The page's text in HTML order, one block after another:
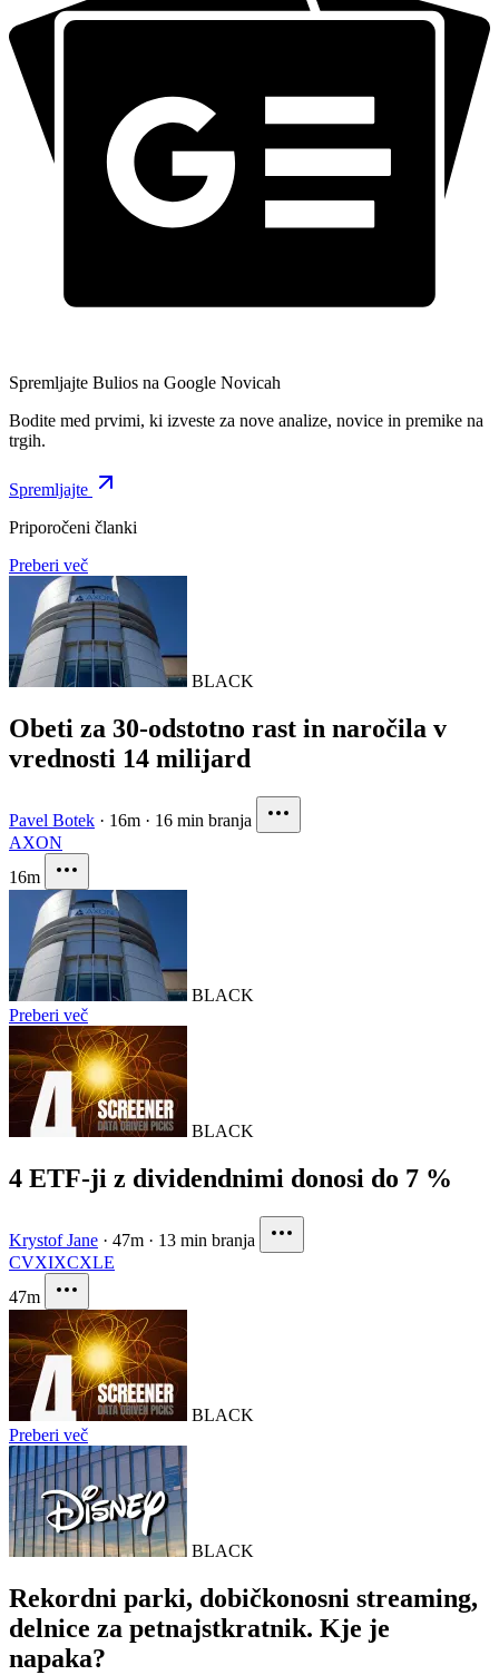
Spremljajte Bulios na Google Novicah
Bodite med prvimi, ki izveste za nove analize, novice in premike na
trgih.
Spremljajte
Priporočeni članki
Preberi več
BLACK
Obeti za 30-odstotno rast in naročila v
vrednosti 14 milijard
Pavel Botek · 16m · 16 min branja
AXON
16m
BLACK
Preberi več
BLACK
4 ETF-ji z dividendnimi donosi do 7 %
Krystof Jane · 47m · 13 min branja
CVXIXCXLE
47m
BLACK
Preberi več
BLACK
Rekordni parki, dobičkonosni streaming,
delnice za petnajstkratnik. Kje je
napaka?